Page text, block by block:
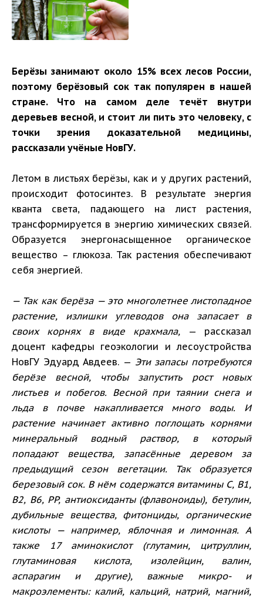
Берёзы занимают около 15% всех лесов России,
поэтому берёзовый сок так популярен в нашей
стране. Что на самом деле течёт внутри
деревьев весной, и стоит ли пить это человеку, с
точки зрения доказательной медицины,
рассказали учёные НовГУ.
Летом в листьях берёзы, как и у других растений,
происходит фотосинтез. В результате энергия
кванта света, падающего на лист растения,
трансформируется в энергию химических связей.
Образуется энергонасыщенное органическое
вещество – глюкоза. Так растения обеспечивают
себя энергией.
— Так как берёза — это многолетнее листопадное
растение, излишки углеводов она запасает в
своих корнях в виде крахмала, — рассказал
доцент кафедры геоэкологии и лесоустройства
НовГУ Эдуард Авдеев. — Эти запасы потребуются
берёзе весной, чтобы запустить рост новых
листьев и побегов. Весной при таянии снега и
льда в почве накапливается много воды. И
растение начинает активно поглощать корнями
минеральный водный раствор, в который
попадают вещества, запасённые деревом за
предыдущий сезон вегетации. Так образуется
березовый сок. В нём содержатся витамины C, B1,
B2, B6, PP, антиоксиданты (флавоноиды), бетулин,
дубильные вещества, фитонциды, органические
кислоты — например, яблочная и лимонная. А
также 17 аминокислот (глутамин, цитруллин,
глутаминовая кислота, изолейцин, валин,
аспарагин и другие), важные микро- и
макроэлементы: калий, кальций, натрий, магний,